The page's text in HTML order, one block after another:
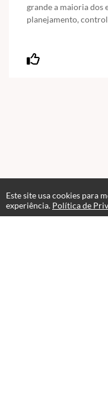
grande a maioria dos
planejamento,
Este site usa cookies para
experiência. Política de